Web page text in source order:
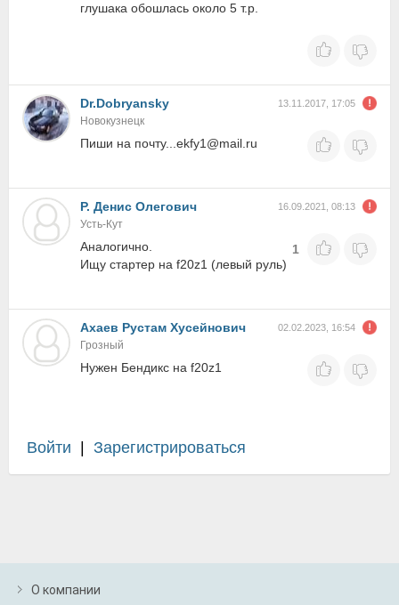
глушака обошлась около 5 т.р.
Dr.Dobryansky 13.11.2017, 17:05
Новокузнецк
Пиши на почту...ekfy1@mail.ru
Р. Денис Олегович 16.09.2021, 08:13
Усть-Кут
Аналогично.
Ищу стартер на f20z1 (левый руль)
1
Ахаев Рустам Хусейнович 02.02.2023, 16:54
Грозный
Нужен Бендикс на f20z1
Войти Зарегистрироваться
О компании